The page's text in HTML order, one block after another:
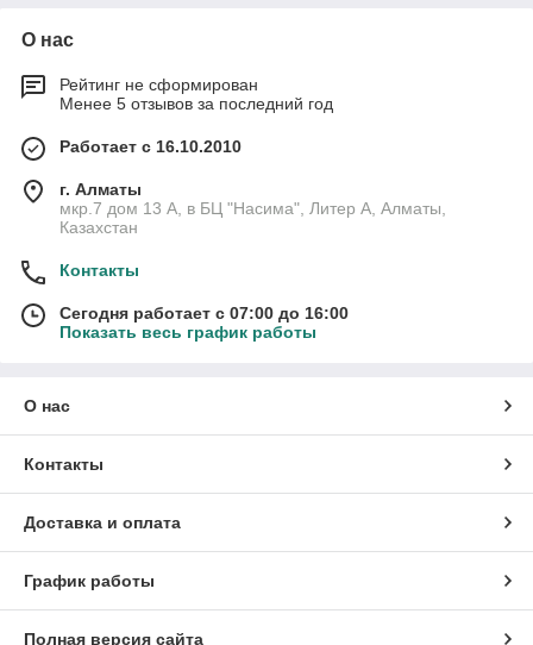
О нас
Рейтинг не сформирован
Менее 5 отзывов за последний год
Работает с 16.10.2010
г. Алматы
мкр.7 дом 13 А, в БЦ "Насима", Литер А, Алматы,
Казахстан
Контакты
Сегодня работает с 07:00 до 16:00
Показать весь график работы
О нас
Контакты
Доставка и оплата
График работы
Полная версия сайта